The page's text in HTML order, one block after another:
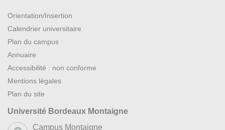
Orientation/Insertion
Calendrier universitaire
Plan du campus
Annuaire
Accessibilité : non conforme
Mentions légales
Plan du site
Université Bordeaux Montaigne
Campus Montaigne